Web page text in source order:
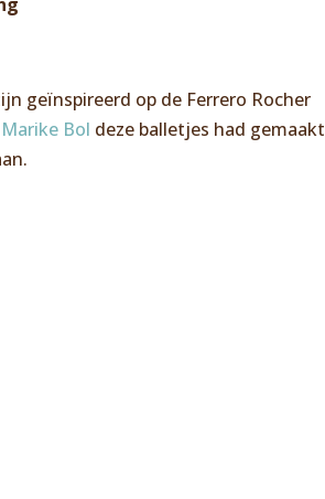
geïnspireerd op de Ferrero Rocher
Marike Bol deze balletjes had gemaakt